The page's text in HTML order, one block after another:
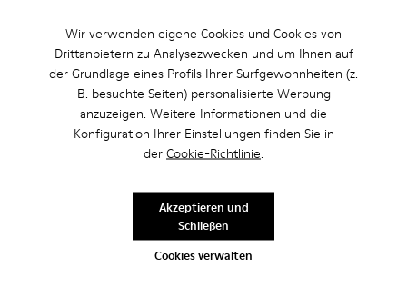
Wir verwenden eigene Cookies und Cookies von
Drittanbietern zu Analysezwecken und um Ihnen auf
der Grundlage eines Profils Ihrer Surfgewohnheiten (z.
B. besuchte Seiten) personalisierte Werbung
anzuzeigen. Weitere Informationen und die
Konfiguration Ihrer Einstellungen finden Sie in
der Cookie-Richtlinie.
Cookies verwalten
Akzeptieren und
Schließen
Pelotas - K800316-004 - Blaue Leder- und Textilschuhe für
Pelotas - K800316-003 - Schwarze Leder- und
Runner - K800319-001 -
Runner
CHF 90 - CHF 110